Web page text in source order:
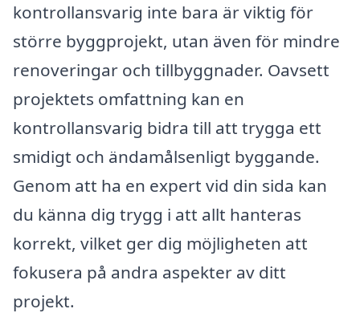
kontrollansvarig inte bara är viktig för
större byggprojekt, utan även för mindre
renoveringar och tillbyggnader. Oavsett
projektets omfattning kan en
kontrollansvarig bidra till att trygga ett
smidigt och ändamålsenligt byggande.
Genom att ha en expert vid din sida kan
du känna dig trygg i att allt hanteras
korrekt, vilket ger dig möjligheten att
fokusera på andra aspekter av ditt
projekt.